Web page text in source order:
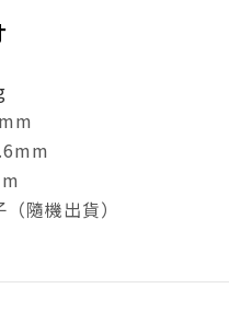
隨機出貨）